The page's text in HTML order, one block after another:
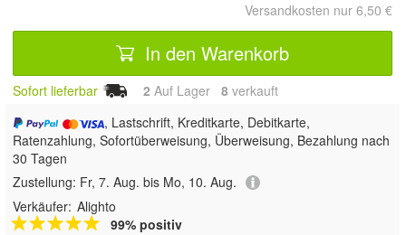
Versandkosten nur 6,50 €
In den Warenkorb
Sofort lieferbar 2 Auf Lager 8 verkauft
, Lastschrift, Kreditkarte, Debitkarte,
Ratenzahlung, Sofortüberweisung, Überweisung, Bezahlung nach
30 Tagen
Zustellung: Fr, 7. Aug. bis Mo, 10. Aug.
Verkäufer: Alighto
99% positiv